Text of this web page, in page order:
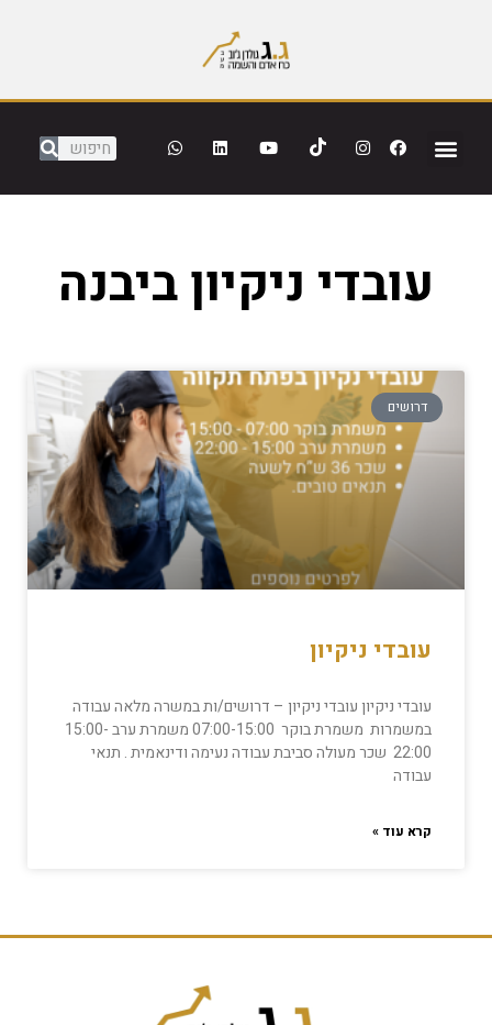
עובדי ניקיון ביבנה
דרושים
עובדי ניקיון
עובדי ניקיון עובדי ניקיון – דרושים/ות במשרה מלאה עבודה
במשמרות משמרת בוקר 07:00-15:00 משמרת ערב 15:00-
22:00 שכר מעולה סביבת עבודה נעימה ודינאמית . תנאי
עבודה
קרא עוד »